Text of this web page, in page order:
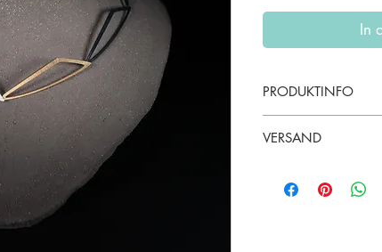
In
PRODUKTINFO
VERSAND
Inland EMS 10 € /